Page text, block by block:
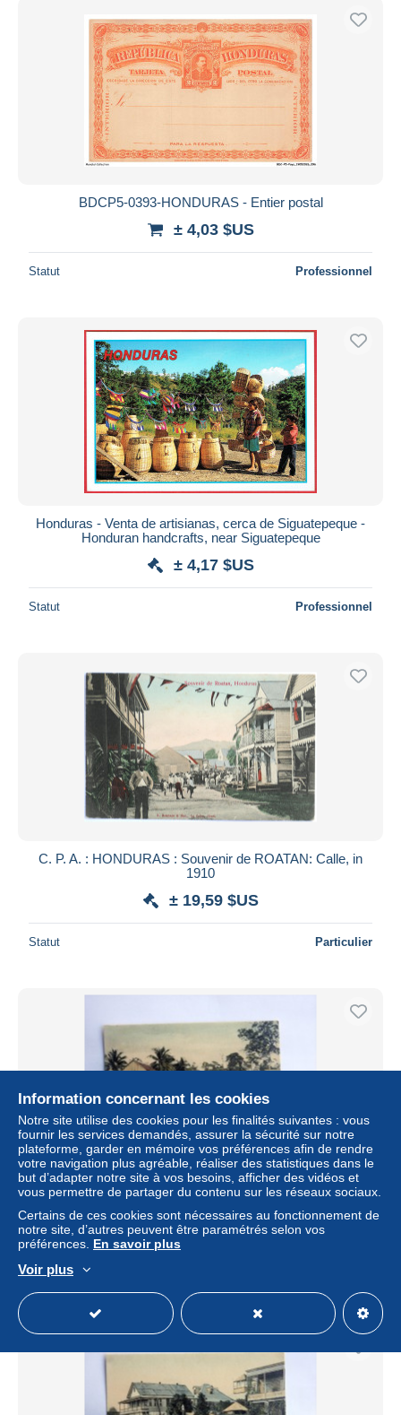
BDCP5-0393-HONDURAS - Entier postal
± 4,03 $US
Statut Professionnel
Honduras - Venta de artisianas, cerca de Siguatepeque -
Honduran handcrafts, near Siguatepeque
± 4,17 $US
Statut Professionnel
C. P. A. : HONDURAS : Souvenir de ROATAN: Calle, in
1910
± 19,59 $US
Statut Particulier
carte postale ancienne : HONDURAS : EL PORVENIR,
calle de l'embarcadero
± 34,57 $US
Statut
Information concernant les cookies
Notre site utilise des cookies pour les finalités suivantes : vous
fournir les services demandés, assurer la sécurité sur notre
plateforme, garder en mémoire vos préférences afin de rendre
votre navigation plus agréable, réaliser des statistiques dans le
but d’adapter notre site à vos besoins, afficher des vidéos et
vous permettre de partager du contenu sur les réseaux sociaux.
Certains de ces cookies sont nécessaires au fonctionnement de
notre site, d’autres peuvent être paramétrés selon vos
préférences. En savoir plus
Voir plus